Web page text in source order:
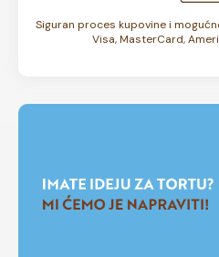
Siguran proces kupovine i
Visa, MasterCard,